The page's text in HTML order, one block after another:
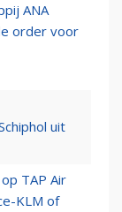
ANA
order voor
uit
TAP Air
KLM of